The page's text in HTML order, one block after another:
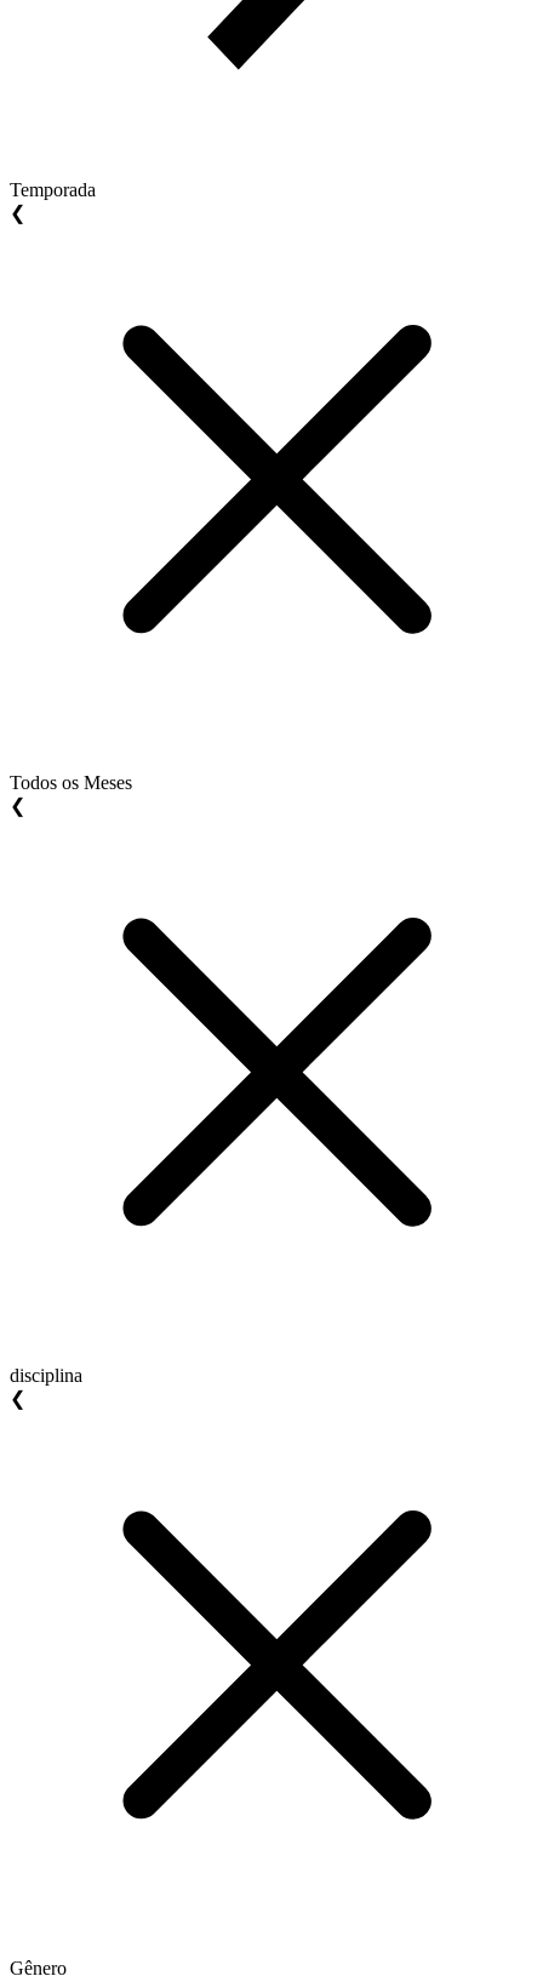
Temporada
❮
Todos os Meses
❮
disciplina
❮
Gênero